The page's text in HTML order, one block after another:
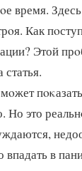
время.
Как
Этой
Но это
в